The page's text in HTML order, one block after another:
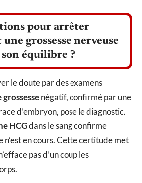
pour arrêter
grossesse nerveuse
équilibre ?
le doute par des examens
grossessenégatif, confirmé par une
d’embryon, pose le diagnostic.
HCGdans le sang confirme
n’est en cours. Cette certitude met
pas d’un coup les